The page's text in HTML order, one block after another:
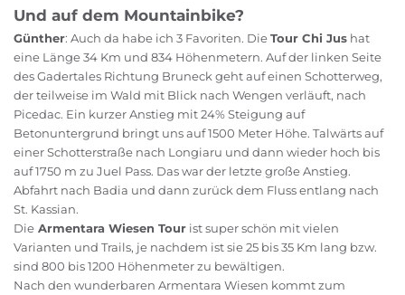
Und auf dem Mountainbike?
Günther: Auch da habe ich 3 Favoriten. DieTour Chi Jus hat
eine Länge 34 Km und 834 Höhenmetern. Auf der linken Seite
des Gadertales Richtung Bruneck geht auf einen Schotterweg,
der teilweise im Wald mit Blick nach Wengen verläuft, nach
Picedac. Ein kurzer Anstieg mit 24% Steigung auf
Betonuntergrund bringt uns auf 1500 Meter Höhe. Talwärts auf
einer Schotterstraße nach Longiaru und dann wieder hoch bis
auf 1750 m zu Juel Pass. Das war der letzte große Anstieg.
Abfahrt nach Badia und dann zurück dem Fluss entlang nach
St. Kassian.
Die Armentara Wiesen Tour ist super schön mit vielen
Varianten und Trails, je nachdem ist sie 25 bis 35 Km lang bzw.
sind 800 bis 1200 Höhenmeter zu bewältigen.
Nach den wunderbaren Armentara Wiesen kommt zum